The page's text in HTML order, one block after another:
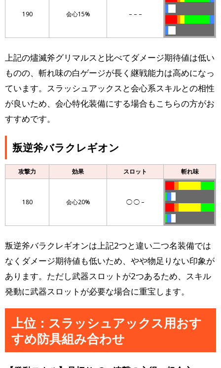
190 会心15% – – –
上記の燼滅斧グリマルスと比べてダメージ期待値は低い
ものの、斬れ味の白ゲージが長く継戦能力は高めになっ
ています。スラッシュアックスと会心系スキルとの相性
が良いため、会心特化装備にする場合もこちらの方がお
すすめです。
叛逆斧バラクレギオン
攻撃力 効果 スロット 斬れ味
180 会心20% ◯ ◯ –
叛逆斧バラクレギオンは上記2つと違い二つ名装備では
なくダメージ期待値も低いため、やや物足りない印象が
あります。ただし武器スロットが2つあるため、スキル
発動に武器スロットが必要な場合に重宝します。
上位：スラッシュアックス用おす
すめ防具組み合わせ